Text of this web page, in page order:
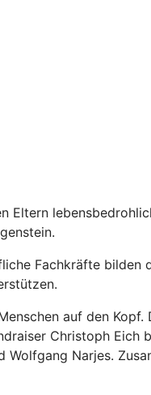
Eltern
Fachkräfte bilden
auf den
Christoph Eich
Narjes.